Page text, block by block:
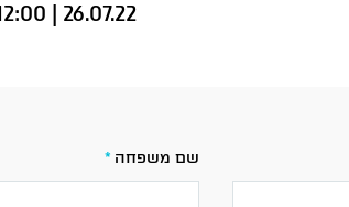
| 26.07.22
שם משפחה *